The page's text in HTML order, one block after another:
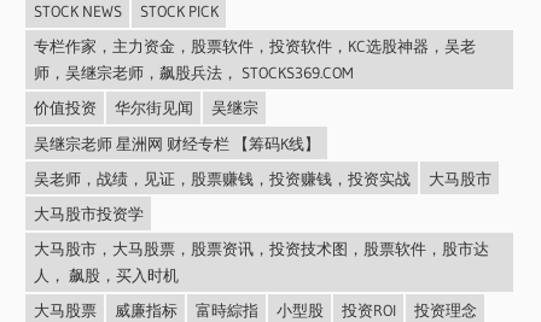
STOCK NEWS
STOCK PICK
专栏作家，主力资金，股票软件，投资软件，KC选股神器，吴老
师，吴继宗老师，飙股兵法， STOCKS369.COM
价值投资
华尔街见闻
吴继宗
吴继宗老师 星洲网 财经专栏 【筹码K线】
吴老师，战绩，见证，股票赚钱，投资赚钱，投资实战
大马股市
大马股市投资学
大马股市，大马股票，股票资讯，投资技术图，股票软件，股市达
人， 飙股，买入时机
大马股票
威廉指标 富時綜指 小型股 投资ROI
投资理念